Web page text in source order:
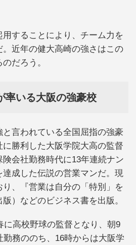
することにより、チーム力を
近年の健大高崎の強さはこの
だろう。
率いる大阪の強豪校
言われている全国屈指の強豪
勝利した大阪学院大高の監督
会社勤務時代に13年連続ナン
成した伝説の営業マンだ。現
、『営業は自分の「特別」を
）などのビジネス書を出版。
高校野球の監督となり、朝9
勤務ののち、16時からは大阪学